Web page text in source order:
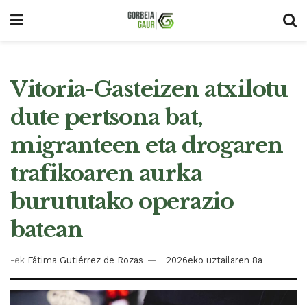
Vitoria-Gasteizen atxilotu
dute pertsona bat,
migranteen eta drogaren
trafikoaren aurka
burututako operazio
batean
-ek Fátima Gutiérrez de Rozas 2026eko uztailaren 8a